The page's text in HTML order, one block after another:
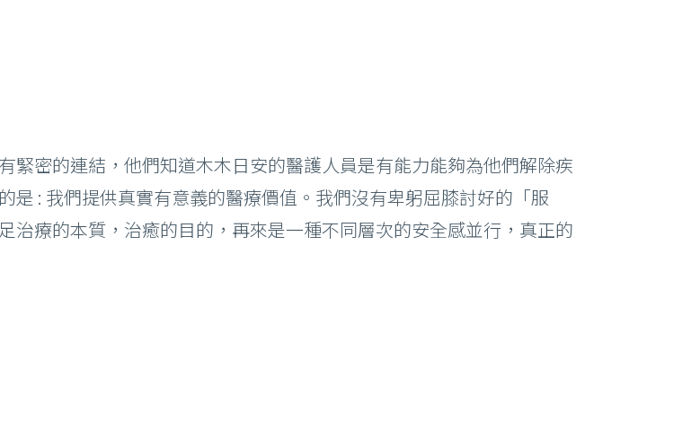
緊密的連結，他們知道木木日安的醫護人員是有能力能夠為他們解除疾
: 我們提供真實有意義的醫療價值。我們沒有卑躬屈膝討好的「服
治療的本質，治癒的目的，再來是一種不同層次的安全感並行，真正的